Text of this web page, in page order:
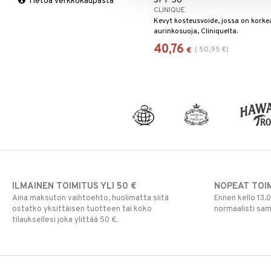
CLINIQUE
Kevyt kosteusvoide, jossa on
aurinkosuoja, Cliniquelta.
40,76 € ( 50,95 €)
ILMAINEN TOIMITUS YLI 50 €
Aina maksuton vaihtoehto, huolimatta siitä
ostatko yksittäisen tuotteen tai koko
tilauksellesi joka ylittää 50 €.
NOPEAT
Ennen kello
normaalisti